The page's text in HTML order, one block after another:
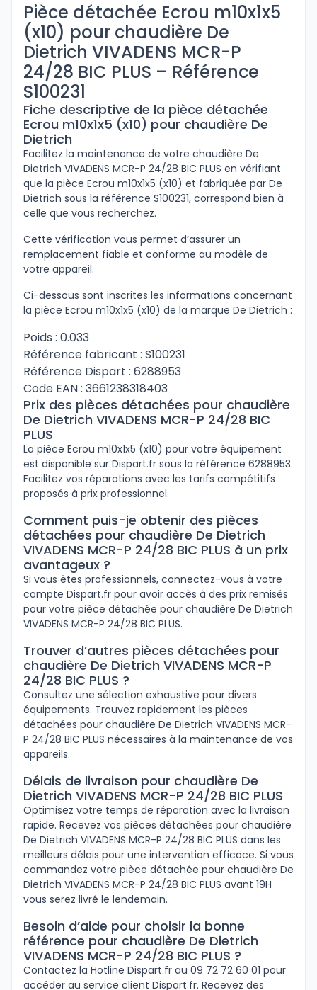
Pièce détachée Ecrou m10x1x5
(x10) pour chaudière De
Dietrich VIVADENS MCR-P
24/28 BIC PLUS – Référence
S100231
Fiche descriptive de la pièce détachée
Ecrou m10x1x5 (x10) pour chaudière De
Dietrich
Facilitez la maintenance de votre chaudière De
Dietrich VIVADENS MCR-P 24/28 BIC PLUS en vérifiant
que la pièce Ecrou m10x1x5 (x10) et fabriquée par De
Dietrich sous la référence S100231, correspond bien à
celle que vous recherchez.
Cette vérification vous permet d’assurer un
remplacement fiable et conforme au modèle de
votre appareil.
Ci-dessous sont inscrites les informations concernant
la pièce Ecrou m10x1x5 (x10) de la marque De Dietrich :
Poids : 0.033
Référence fabricant : S100231
Référence Dispart : 6288953
Code EAN : 3661238318403
Prix des pièces détachées pour chaudière
De Dietrich VIVADENS MCR-P 24/28 BIC
PLUS
La pièce Ecrou m10x1x5 (x10) pour votre équipement
est disponible sur Dispart.fr sous la référence 6288953.
Facilitez vos réparations avec les tarifs compétitifs
proposés à prix professionnel.
Comment puis-je obtenir des pièces
détachées pour chaudière De Dietrich
VIVADENS MCR-P 24/28 BIC PLUS à un prix
avantageux ?
Si vous êtes professionnels, connectez-vous à votre
compte Dispart.fr pour avoir accès à des prix remisés
pour votre pièce détachée pour chaudière De Dietrich
VIVADENS MCR-P 24/28 BIC PLUS.
Trouver d’autres pièces détachées pour
chaudière De Dietrich VIVADENS MCR-P
24/28 BIC PLUS ?
Consultez une sélection exhaustive pour divers
équipements. Trouvez rapidement les pièces
détachées pour chaudière De Dietrich VIVADENS MCR-
P 24/28 BIC PLUS nécessaires à la maintenance de vos
appareils.
Délais de livraison pour chaudière De
Dietrich VIVADENS MCR-P 24/28 BIC PLUS
Optimisez votre temps de réparation avec la livraison
rapide. Recevez vos pièces détachées pour chaudière
De Dietrich VIVADENS MCR-P 24/28 BIC PLUS dans les
meilleurs délais pour une intervention efficace. Si vous
commandez votre pièce détachée pour chaudière De
Dietrich VIVADENS MCR-P 24/28 BIC PLUS avant 19H
vous serez livré le lendemain.
Besoin d’aide pour choisir la bonne
référence pour chaudière De Dietrich
VIVADENS MCR-P 24/28 BIC PLUS ?
Contactez la Hotline Dispart.fr au 09 72 72 60 01 pour
accéder au service client Dispart.fr. Recevez des